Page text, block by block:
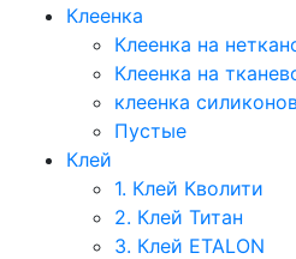
Клеенка
Клеенка на
Клеенка на
клеенка
Пустые
Клей
1. Клей Кволити
2. Клей Титан
3. Клей ETALON